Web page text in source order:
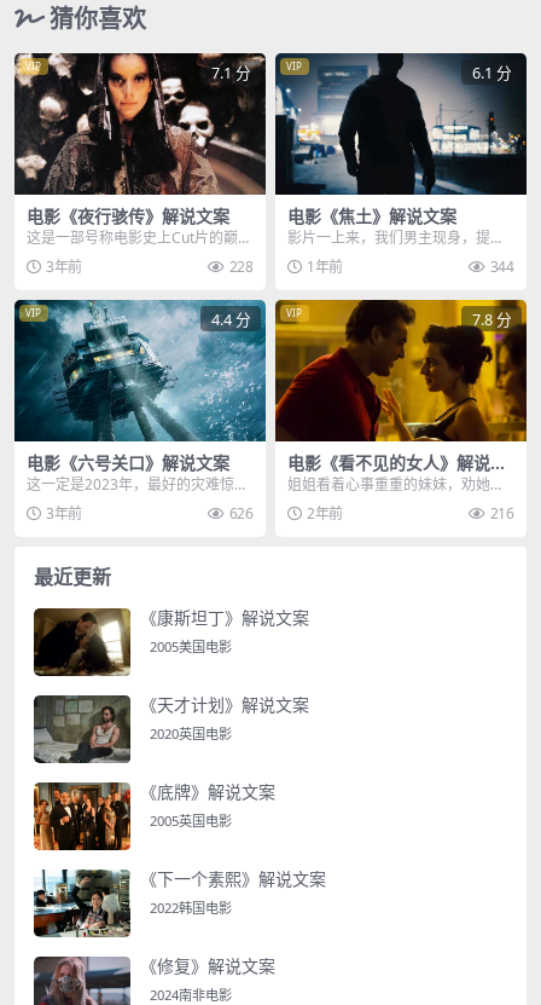
猜你喜欢
VIP 7.1 分
电影《夜行骇传》解说文案
这是一部号称电影史上Cut片的巅峰
之作，也是美国十大恐怖片导演之
一，克莱夫巴克，...
3年前 228
VIP 6.1 分
电影《焦土》解说文案
影片一上来，我们男主现身，提名
为拉姆，刚刚刑满释放，本以为会
接受法律提供的就业援...
1年前 344
VIP 4.4 分
电影《六号关口》解说文案
这一定是2023年，最好的灾难惊悚
大片，所有人的智商都很高，充满
了重重悬念，这是...
3年前 626
VIP 7.8 分
电影《看不见的女人》解说文
案
姐姐看着心事重重的妹妹，劝她早
些回家，可落后几步的尤莉，却被
层叠的树林遮掩住视线...
2年前 216
最近更新
《康斯坦丁》解说文案
2005美国电影
《天才计划》解说文案
2020英国电影
《底牌》解说文案
2005英国电影
《下一个素熙》解说文案
2022韩国电影
《修复》解说文案
2024南非电影